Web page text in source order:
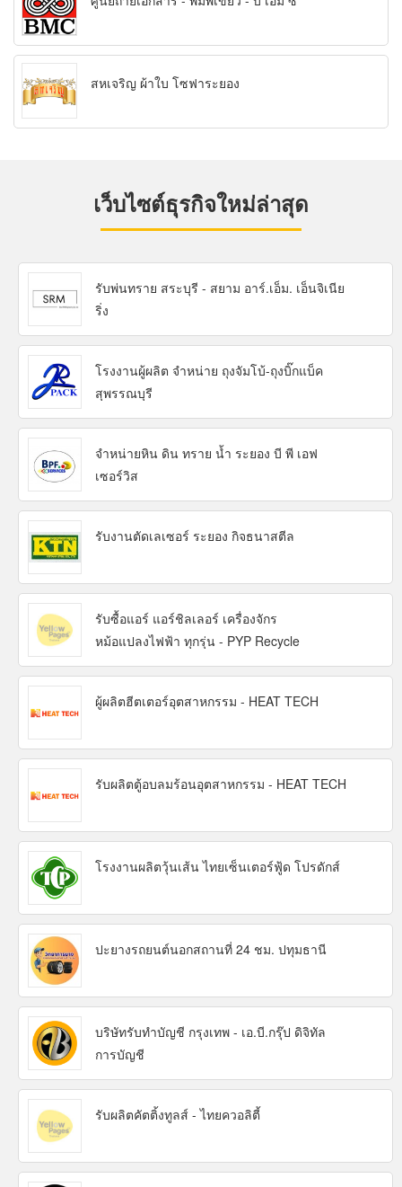
สหเจริญ ผ้าใบ โซฟาระยอง
เว็บไซต์ธุรกิจใหม่ล่าสุด
รับพ่นทราย สระบุรี - สยาม อาร์.เอ็ม. เอ็นจิเนีย
ริ่ง
โรงงานผู้ผลิต จำหน่าย ถุงจัมโบ้-ถุงบิ๊กแบ็ค
สุพรรณบุรี
จำหน่ายหิน ดิน ทราย น้ำ ระยอง บี พี เอฟ
เซอร์วิส
รับงานตัดเลเซอร์ ระยอง กิจธนาสตีล
รับซื้อแอร์ แอร์ชิลเลอร์ เครื่องจักร
หม้อแปลงไฟฟ้า ทุกรุ่น - PYP Recycle
ผู้ผลิตฮีตเตอร์อุตสาหกรรม - HEAT TECH
รับผลิตตู้อบลมร้อนอุตสาหกรรม - HEAT TECH
โรงงานผลิตวุ้นเส้น ไทยเซ็นเตอร์ฟู้ด โปรดักส์
ปะยางรถยนต์นอกสถานที่ 24 ชม. ปทุมธานี
บริษัทรับทำบัญชี กรุงเทพ - เอ.บี.กรุ๊ป ดิจิทัล
การบัญชี
รับผลิตคัตติ้งทูลส์ - ไทยควอลิตี้